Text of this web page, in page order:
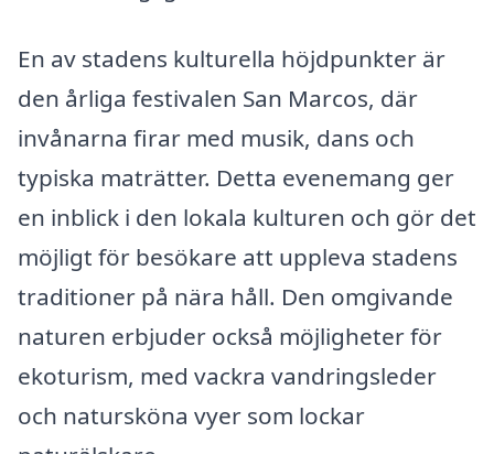
En av stadens kulturella höjdpunkter är
den årliga festivalen San Marcos, där
invånarna firar med musik, dans och
typiska maträtter. Detta evenemang ger
en inblick i den lokala kulturen och gör det
möjligt för besökare att uppleva stadens
traditioner på nära håll. Den omgivande
naturen erbjuder också möjligheter för
ekoturism, med vackra vandringsleder
och natursköna vyer som lockar